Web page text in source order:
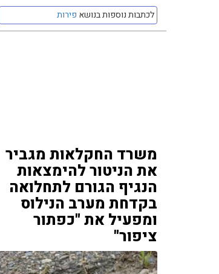
לכתבות נוספות בנושא פירות
משרד החקלאות מגביר
את הניטור להימצאות
הנגיף הגורם לתחלואה
בקדחת מערב הנילוס
ומפעיל את "כפתור
ציפור"